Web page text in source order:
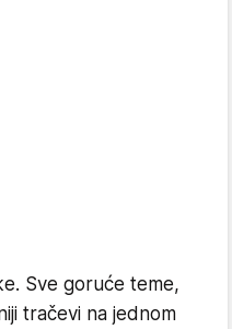
Sve goruće teme,
tračevi na jednom